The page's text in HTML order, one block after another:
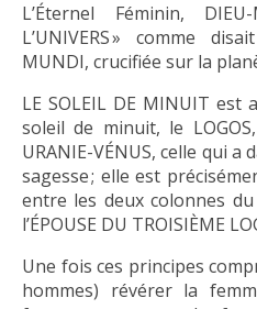
L’Éternel Féminin,
L’UNIVERS » comme
MUNDI, crucifiée sur la
LE SOLEIL DE MINUIT est
soleil de minuit, le
URANIE-VÉNUS, celle qui a
sagesse ; elle est
entre les deux colonnes
l’ÉPOUSE DU TROISIÈME
Une fois ces principes
hommes) révérer la